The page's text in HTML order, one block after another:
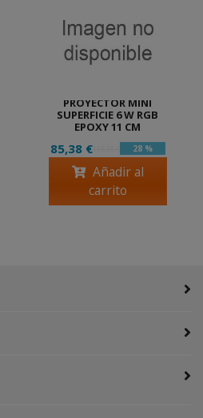
PROYECTOR MINI
SUPERFICIE 6 W RGB
EPOXY 11 CM
85,38 €118,58 € 28 %
Añadir al
carrito